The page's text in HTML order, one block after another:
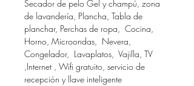
Secador de pelo Gel y champú, zona
de lavandería, Plancha, Tabla de
planchar, Perchas de ropa, Cocina,
Horno, Microondas, Nevera,
Congelador, Lavaplatos, Vajilla, TV
,Internet , Wifi gratuito, servicio de
recepción y llave inteligente